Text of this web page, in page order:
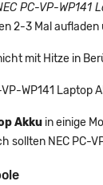
PC-VP-WP141
2-3 Mal
mit Hitze in
WP141
Akku in einige
sollten NEC PC-